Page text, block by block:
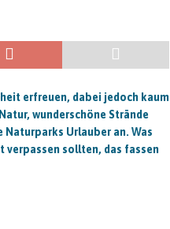
erfreuen, dabei jedoch kaum
wunderschöne Strände
Urlauber an. Was
verpassen sollten, das fassen